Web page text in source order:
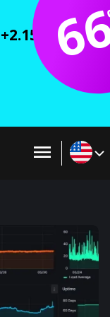
cursos